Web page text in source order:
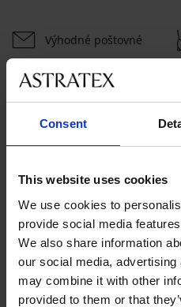
Consent
This website uses cookies
We use cookies to
provide social media
We also share information
our social media,
may combine it with other
provided to them or that
Výhodné poštovné
Zákaznická podpora
V pracovních dnech od 8:00 do
info@astratex.cz
Newsletter
Nenechte si ujít žádnou slevu.